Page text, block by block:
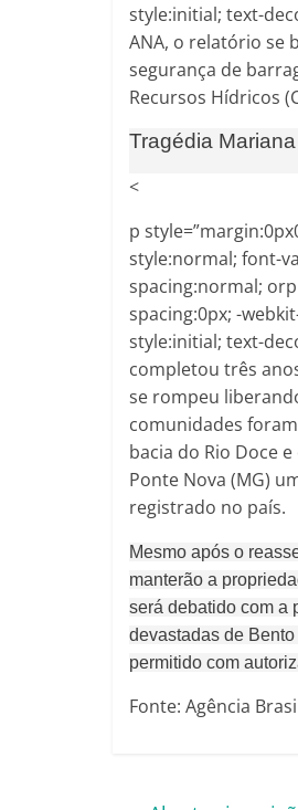
style:initial; text-
ANA, o relatório se
segurança de
Recursos Hídricos
Tragédia Mariana
<
p
style:normal; font-
spacing:normal;
spacing:0px; -
style:initial; text-
completou três
se rompeu
comunidades
bacia do Rio Doce
Ponte Nova (MG)
registrado no país.
Mesmo após o
manterão a
será debatido com a
devastadas de
permitido com
Fonte: Agência